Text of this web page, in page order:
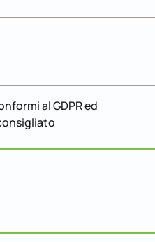
al GDPR ed